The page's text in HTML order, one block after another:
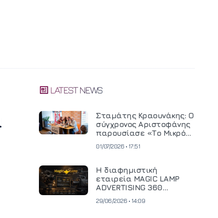
LATEST NEWS
Σταμάτης Κραουνάκης: Ο
σύγχρονος Αριστοφάνης
παρουσίασε «Το Μικρό
01/07/2026 • 17:51
Η διαφημιστική
εταιρεία MAGIC LAMP
ADVERTISING 360
κινηματογραφική
29/06/2026 • 14:09